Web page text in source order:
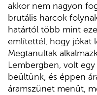
akkor nem nagyon
brutális harcok
határtól több mint
említettél, hogy jókat
Megtanultak
Lembergben, volt
beültünk, és éppen
áramszünet menüt,